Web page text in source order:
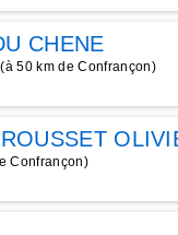
CHENE
50 km de Confrançon)
Confrançon)